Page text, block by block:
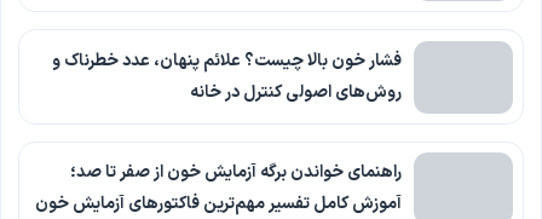
فشار خون بالا چیست؟ علائم پنهان، عدد خطرناک و
روش‌های اصولی کنترل در خانه
راهنمای خواندن برگه آزمایش خون از صفر تا صد؛
آموزش کامل تفسیر مهم‌ترین فاکتورهای آزمایش خون